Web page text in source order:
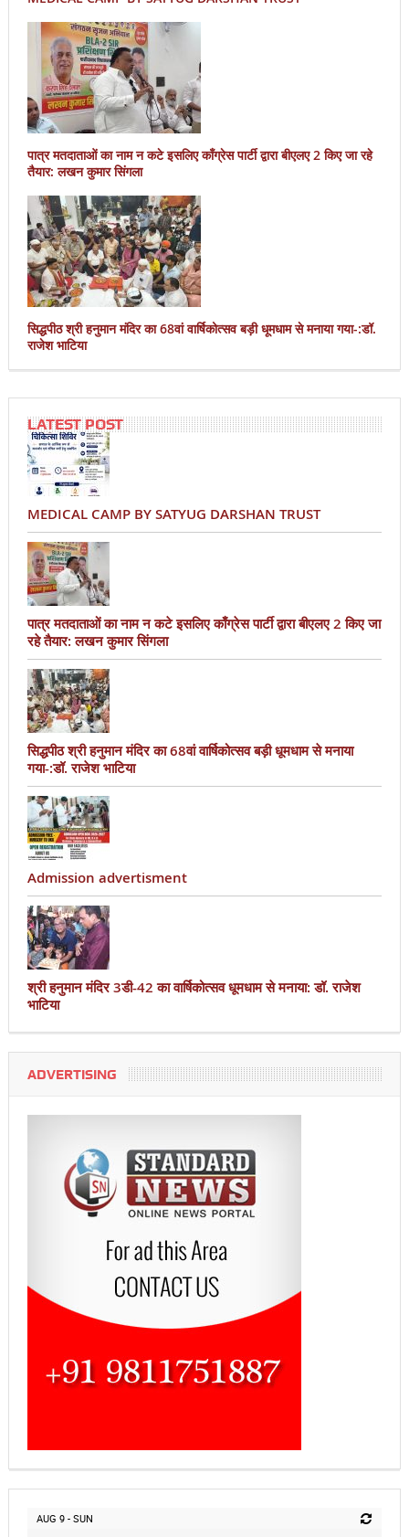
पात्र मतदाताओं का नाम न कटे इसलिए काँग्रेस पार्टी द्वारा बीएलए 2 किए जा रहे
तैयार: लखन कुमार सिंगला
सिद्धपीठ श्री हनुमान मंदिर का 68वां वार्षिकोत्सव बड़ी धूमधाम से मनाया गया-:डॉ.
राजेश भाटिया
LATEST POST
MEDICAL CAMP BY SATYUG DARSHAN TRUST
पात्र मतदाताओं का नाम न कटे इसलिए काँग्रेस पार्टी द्वारा बीएलए 2 किए जा
रहे तैयार: लखन कुमार सिंगला
सिद्धपीठ श्री हनुमान मंदिर का 68वां वार्षिकोत्सव बड़ी धूमधाम से मनाया
गया-:डॉ. राजेश भाटिया
Admission advertisment
श्री हनुमान मंदिर 3डी-42 का वार्षिकोत्सव धूमधाम से मनाया: डॉ. राजेश
भाटिया
ADVERTISING
AUG 9 - SUN